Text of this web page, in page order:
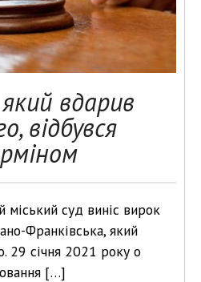
вдарив
відбувся
міський суд виніс вирок
Франківська, який
29 січня 2021 року о
[…]